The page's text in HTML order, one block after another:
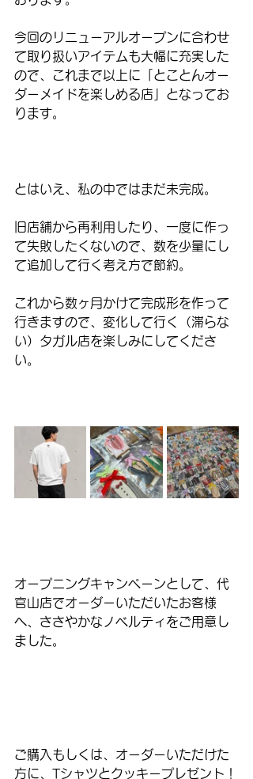
今回のリニューアルオープンに合わせ
て取り扱いアイテムも大幅に充実した
ので、これまで以上に「とことんオー
ダーメイドを楽しめる店」となってお
ります。
とはいえ、私の中ではまだ未完成。
旧店舗から再利用したり、一度に作っ
て失敗したくないので、数を少量にし
て追加して行く考え方で節約。
これから数ヶ月かけて完成形を作って
行きますので、変化して行く（滞らな
い）タガル店を楽しみにしてくださ
い。
オープニングキャンペーンとして、代
官山店でオーダーいただいたお客様
へ、ささやかなノベルティをご用意し
ました。
ご購入もしくは、オーダーいただけた
方に、Tシャツとクッキープレゼント！